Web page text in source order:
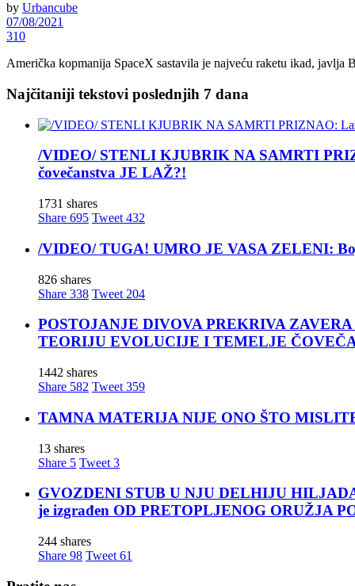
by Urbancube
07/08/2021
310
Američka kopmanija SpaceX sastavila je najveću raketu ikad,
Najčitaniji tekstovi poslednjih 7 dana
/VIDEO/ STENLI KJUBRIK NA SAMRTI
čovečanstva JE LAŽ?!
1731 shares
Share 695 Tweet 432
/VIDEO/ TUGA! UMRO JE VASA ZELENI:
826 shares
Share 338 Tweet 204
POSTOJANJE DIVOVA PREKRIVA ZAVERA
TEORIJU EVOLUCIJE I TEMELJE
1442 shares
Share 582 Tweet 359
TAMNA MATERIJA NIJE ONO ŠTO
13 shares
Share 5 Tweet 3
GVOZDENI STUB U NJU DELHIJU
je izgrađen OD PRETOPLJENOG ORUŽJA
244 shares
Share 98 Tweet 61